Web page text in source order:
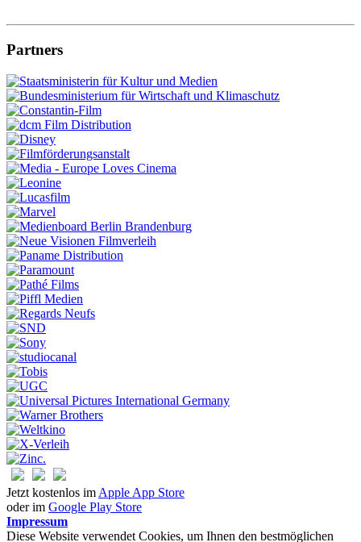
Partners
Jetzt kostenlos im Apple App Store
oder im Google Play Store
Impressum
Diese Website verwendet Cookies, um Ihnen den bestmöglichen